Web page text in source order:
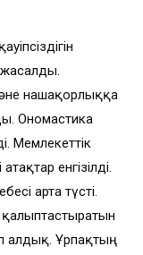
нашақорлыққа
Ономастика
Мемлекеттік
енгізілді.
арта түсті.
алдық. Ұрпақтың